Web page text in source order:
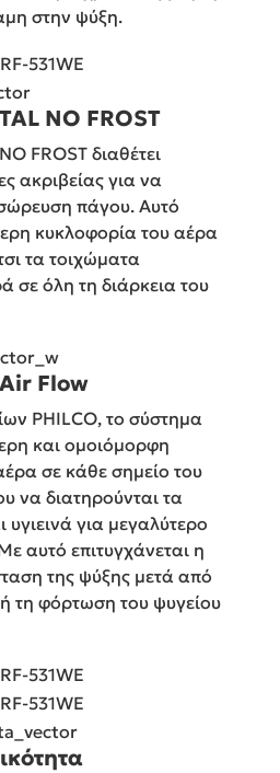
στην ψύξη.
NO FROST
FROST διαθέτει
ακριβείας για να
πάγου. Αυτό
κυκλοφορία του αέρα
τα τοιχώματα
όλη τη διάρκεια του
Flow
PHILCO, το σύστημα
και ομοιόμορφη
σε κάθε σημείο του
να διατηρούνται τα
για μεγαλύτερο
αυτό επιτυγχάνεται η
της ψύξης μετά από
τη φόρτωση του ψυγείου